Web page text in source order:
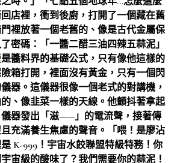
店裡，衝到後廚，打開了一個藏在舊
裡放著一個老舊的、像是古代金屬保
密碼：「一醬二醋三油四辣五蒜泥」
是醬料界的基礎公式，只有像他這樣的
箱打開，裡面沒有黃金，只有一個閃
器。這儀器很像一個老式的對講機，
、像韭菜一樣的天線。他顫抖著拿起
器發出「滋——」的電流聲，接著傳
充滿養生焦慮的聲音。「喂！是廖沾
K-999！宇宙水餃聯盟特級特務！你
宙級的酸味了？我們需要你的蒜泥！